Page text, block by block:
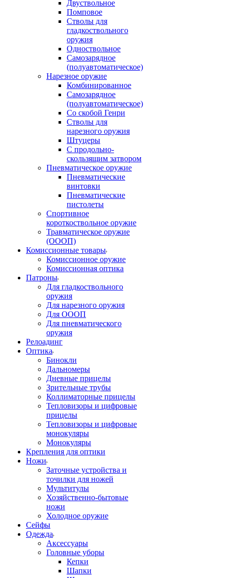
Двуствольное
Помповое
Стволы для
гладкоствольного
оружия
Одноствольное
Самозарядное
(полуавтоматическое)
Нарезное оружие
Комбинированное
Самозарядное
(полуавтоматическое)
Со скобой Генри
Стволы для
нарезного оружия
Штуцеры
С продольно-
скользящим затвором
Пневматическое оружие
Пневматические
винтовки
Пневматические
пистолеты
Спортивное
короткоствольное оружие
Травматическое оружие
(ОООП)
Комиссионные товары
Комиссионное оружие
Комиссионная оптика
Патроны
Для гладкоствольного
оружия
Для нарезного оружия
Для ОООП
Для пневматического
оружия
Релоадинг
Оптика
Бинокли
Дальномеры
Дневные прицелы
Зрительные трубы
Коллиматорные прицелы
Тепловизоры и цифровые
прицелы
Тепловизоры и цифровые
монокуляры
Монокуляры
Крепления для оптики
Ножи
Заточные устройства и
точилки для ножей
Мультитулы
Хозяйственно-бытовые
ножи
Холодное оружие
Сейфы
Одежда
Аксессуары
Головные уборы
Кепки
Шапки